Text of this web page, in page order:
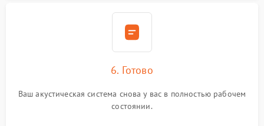
6. Готово
Ваш акустическая система снова у вас в полностью рабочем
состоянии.